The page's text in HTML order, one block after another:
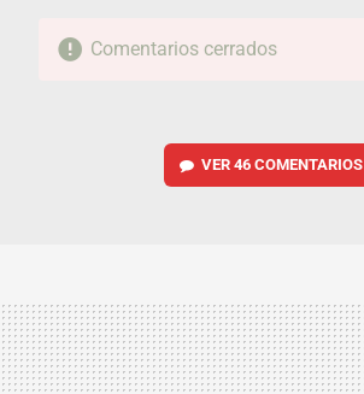
Comentarios cerrados
VER 46 COMENTARIOS